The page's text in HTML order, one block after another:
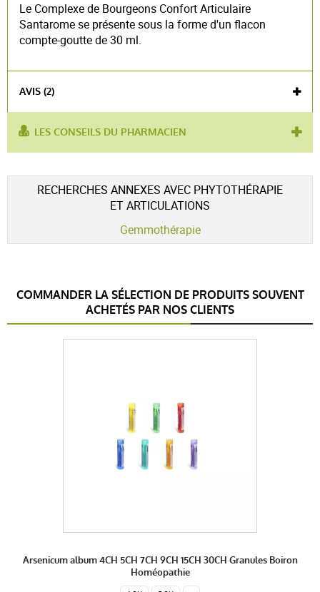
Le Complexe de Bourgeons Confort Articulaire
Santarome se présente sous la forme d'un flacon
compte-goutte de 30 ml.
AVIS (2)
Voir l'attestation de confiance
Avis soumis à un contrôle
4.5 / 5
5 étoiles
4 étoiles
1
3 étoiles
0
Trier l'affichage des avis
We use IT now
LES CONSEILS DU PHARMACIEN
RECHERCHES ANNEXES AVEC PHYTOTHÉRAPIE
ET ARTICULATIONS
Gemmothérapie
COMMANDER LA SÉLECTION DE PRODUITS SOUVENT
ACHETÉS PAR NOS CLIENTS
Arsenicum album 4CH 5CH 7CH 9CH 15CH 30CH Granules Boiron
Homéopathie